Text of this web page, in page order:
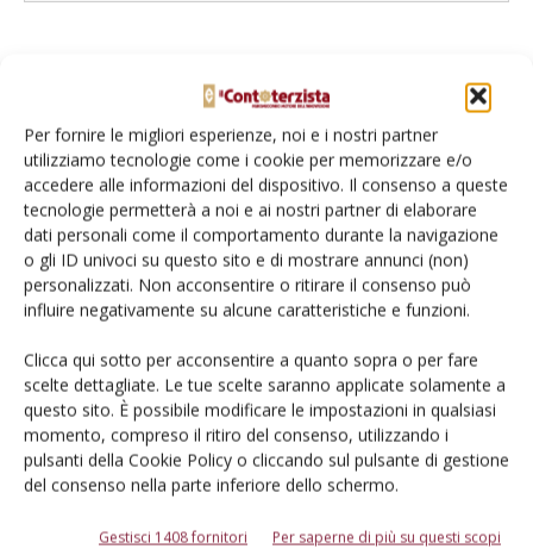
Per fornire le migliori esperienze, noi e i nostri partner
utilizziamo tecnologie come i cookie per memorizzare e/o
accedere alle informazioni del dispositivo. Il consenso a queste
tecnologie permetterà a noi e ai nostri partner di elaborare
dati personali come il comportamento durante la navigazione
o gli ID univoci su questo sito e di mostrare annunci (non)
personalizzati. Non acconsentire o ritirare il consenso può
influire negativamente su alcune caratteristiche e funzioni.
Clicca qui sotto per acconsentire a quanto sopra o per fare
scelte dettagliate. Le tue scelte saranno applicate solamente a
questo sito. È possibile modificare le impostazioni in qualsiasi
momento, compreso il ritiro del consenso, utilizzando i
pulsanti della Cookie Policy o cliccando sul pulsante di gestione
del consenso nella parte inferiore dello schermo.
Gestisci 1408 fornitori Per saperne di più su questi scopi
L'Esperto risponde
I consigli di Terra e Vita agli agricoltori
Cerca adesso
Dalla stessa categoria